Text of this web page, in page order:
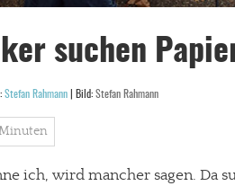
suchen
Stefan Rahmann | Bild: Stefan Rahmann
Minuten
ich, wird mancher sagen. Da